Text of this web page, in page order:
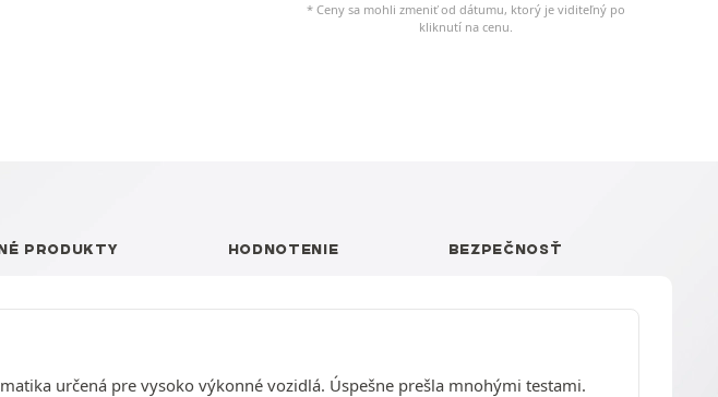
* Ceny sa mohli zmeniť od dátumu, ktorý je viditeľný po
kliknutí na cenu.
PRODUKTY HODNOTENIE BEZPEČNOSŤ
určená pre vysoko výkonné vozidlá. Úspešne prešla mnohými testami.